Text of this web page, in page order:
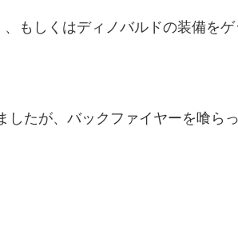
もしくはディノバルドの装備をゲ
したが、バックファイヤーを喰ら